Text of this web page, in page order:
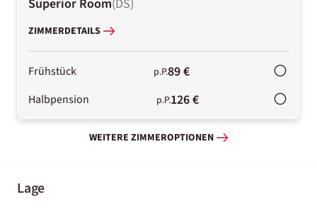
Superior Room(DS)
ZIMMERDETAILS
Frühstück p.P.89 €
Halbpension p.P.126 €
WEITERE ZIMMEROPTIONEN
Lage